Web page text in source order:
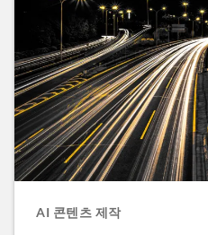
AI 콘텐츠 제작